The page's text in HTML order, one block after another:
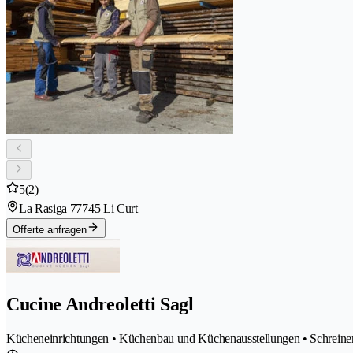
5(2)
La Rasiga 77745 Li Curt
Offerte anfragen
Cucine Andreoletti Sagl
Kücheneinrichtungen • Küchenbau und Küchenausstellungen •